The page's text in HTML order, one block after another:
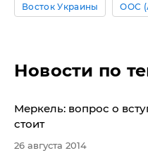
Восток Украины ООС
Новости по
Меркель: вопрос о
стоит
26 августа 2014